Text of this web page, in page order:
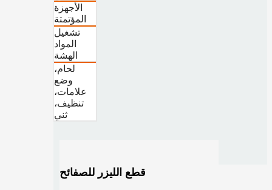
الأجهزة
المؤتمتة
تشغيل
المواد
الهشة
لحام،
وضع
علامات،
تنظيف،
ثني
قطع الليزر للصفائح